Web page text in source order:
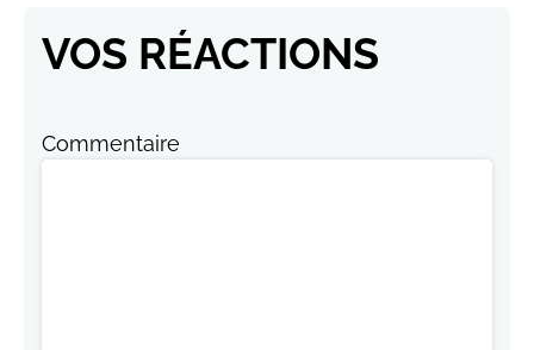
VOS RÉACTIONS
Commentaire